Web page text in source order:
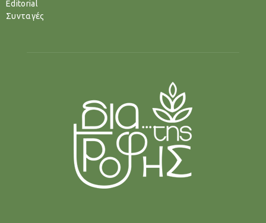
Editorial
Συνταγές